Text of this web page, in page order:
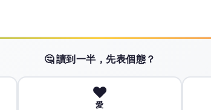
🤔 讀到一半，先表個態？
❤️
愛